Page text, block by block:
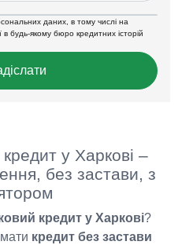
даних, в тому числі на
в будь-якому бюро кредитних історій
у Харкові –
без застави, з
кредит у Харкові?
кредит без застави